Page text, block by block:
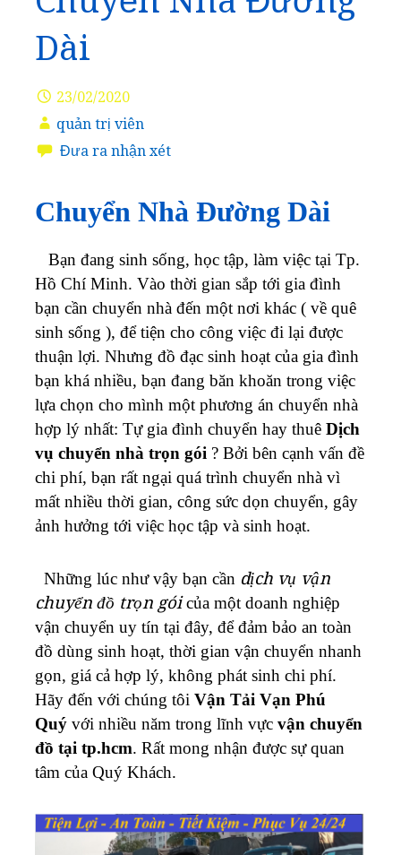
Dài
23/02/2020
quản trị viên
Đưa ra nhận xét
Chuyển Nhà Đường Dài
Bạn đang sinh sống, học tập, làm việc tại Tp.
Hồ Chí Minh. Vào thời gian sắp tới gia đình
bạn cần chuyển nhà đến một nơi khác ( về quê
sinh sống ), để tiện cho công việc đi lại được
thuận lợi. Nhưng đồ đạc sinh hoạt của gia đình
bạn khá nhiều, bạn đang băn khoăn trong việc
lựa chọn cho mình một phương án chuyển nhà
hợp lý nhất: Tự gia đình chuyển hay thuê Dịch
vụ chuyển nhà trọn gói ? Bởi bên cạnh vấn đề
chi phí, bạn rất ngại quá trình chuyển nhà vì
mất nhiều thời gian, công sức dọn chuyển, gây
ảnh hưởng tới việc học tập và sinh hoạt.
Những lúc như vậy bạn cần dịch vụ vận
chuyển đồ trọn góicủa một doanh nghiệp
vận chuyển uy tín tại đây, để đảm bảo an toàn
đồ dùng sinh hoạt, thời gian vận chuyển nhanh
gọn, giá cả hợp lý, không phát sinh chi phí.
Hãy đến với chúng tôi Vận Tải Vạn Phú
Quý với nhiều năm trong lĩnh vực vận chuyển
đồ tại tp.hcm. Rất mong nhận được sự quan
tâm của Quý Khách.